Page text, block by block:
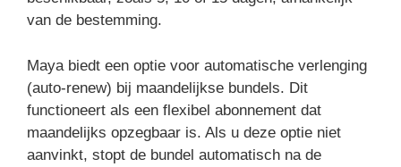
van de bestemming.
Maya biedt een optie voor automatische verlenging
(auto-renew) bij maandelijkse bundels. Dit
functioneert als een flexibel abonnement dat
maandelijks opzegbaar is. Als u deze optie niet
aanvinkt, stopt de bundel automatisch na de